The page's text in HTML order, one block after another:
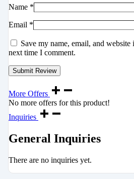
Name *
Email *
Save my name, email, and
next time I comment.
More Offers
No more offers for this product!
Inquiries
General Inquiries
There are no inquiries yet.